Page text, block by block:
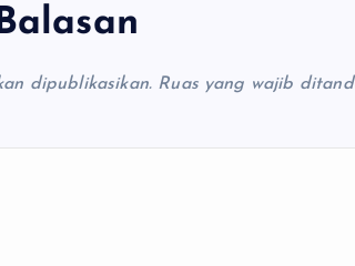
dipublikasikan. Ruas yang wajib